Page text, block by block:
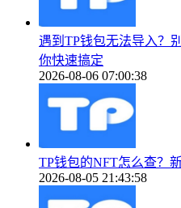
遇到TP钱包无法导入？
你快速搞定
2026-08-06 07:00:38
TP钱包的NFT怎么查？
2026-08-05 21:43:58